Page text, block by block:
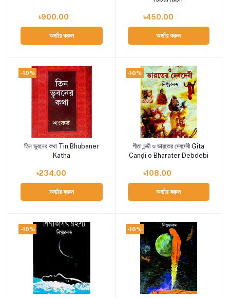
৳900.00
অর্ডার করুন
৳450.00
অর্ডার করুন
-10%
Add to cart
তিন ভুবনের কথা Tin Bhubaner
Katha
৳234.00
অর্ডার করুন
-10%
Add to cart
গীতা চন্ডী ও ভারতের দেবদেবী Gita
Canḍi o Bharater Debdebi
৳108.00
অর্ডার করুন
-10% -10%